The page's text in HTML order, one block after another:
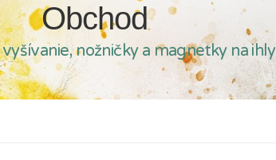
Obchod
nožničky a magnetky na ihly